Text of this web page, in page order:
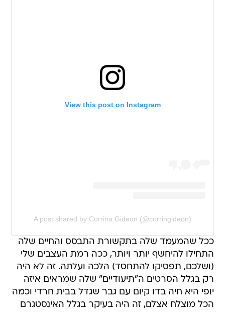
View this post on Instagram
A post shared by Corrina Gideon (@corringideon)
ככל שהמעמד שלה בתקשורת התבסס והחיים שלה
התחילו להיחשף יותר ויותר, ככה רמת העצבים שלי
(ושלכם, תפסיקו להתחסד) הלכה ועלתה. זה לא היה
רק בגלל הסרטים ה"תיעודיים" שלה שמראים איזה
יופי היא חיה בדו קיום עם גבר שגדל בבית חרדי וכמה
הכל מוצלח אצלם, זה היה בעיקר בגלל האינסטגרם